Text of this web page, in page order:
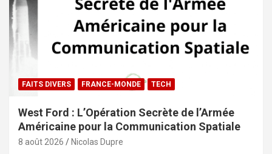
FAITS DIVERS FRANCE-MONDE TECH
West Ford : L’Opération Secrète de l’Armée
Américaine pour la Communication Spatiale
8 août 2026 Nicolas Dupre